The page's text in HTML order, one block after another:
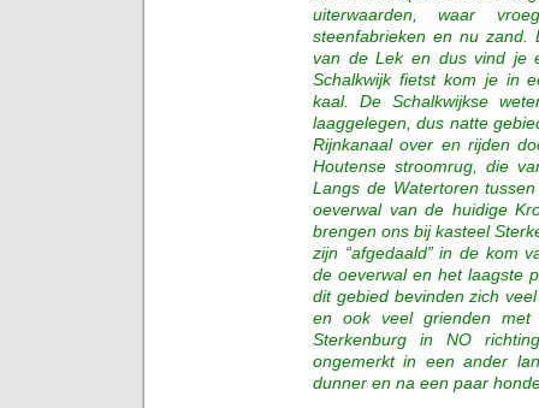
uiterwaarden, waar
steenfabrieken en nu zand.
van de Lek en dus vind je
Schalkwijk fietst kom je in
kaal. De Schalkwijkse
laaggelegen, dus natte
Rijnkanaal over en rijden
Houtense stroomrug, die
Langs de Watertoren
oeverwal van de huidige
brengen ons bij kasteel
zijn “afgedaald” in de kom
de oeverwal en het laagste
dit gebied bevinden zich
en ook veel grienden
Sterkenburg in NO
ongemerkt in een ander
dunner en na een paar